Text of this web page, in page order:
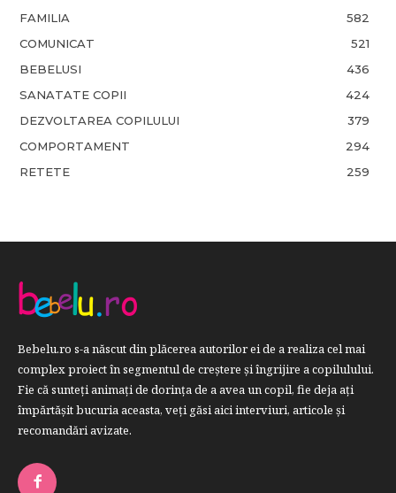
FAMILIA
582
COMUNICAT
521
BEBELUSI
436
SANATATE COPII
424
DEZVOLTAREA COPILULUI
379
COMPORTAMENT
294
RETETE
259
Bebelu.ro s-a născut din plăcerea autorilor ei de a realiza cel mai
complex proiect în segmentul de creştere şi îngrijire a copilulului.
Fie că sunteţi animaţi de dorinţa de a avea un copil, fie deja aţi
împărtăşit bucuria aceasta, veți găsi aici interviuri, articole şi
recomandări avizate.